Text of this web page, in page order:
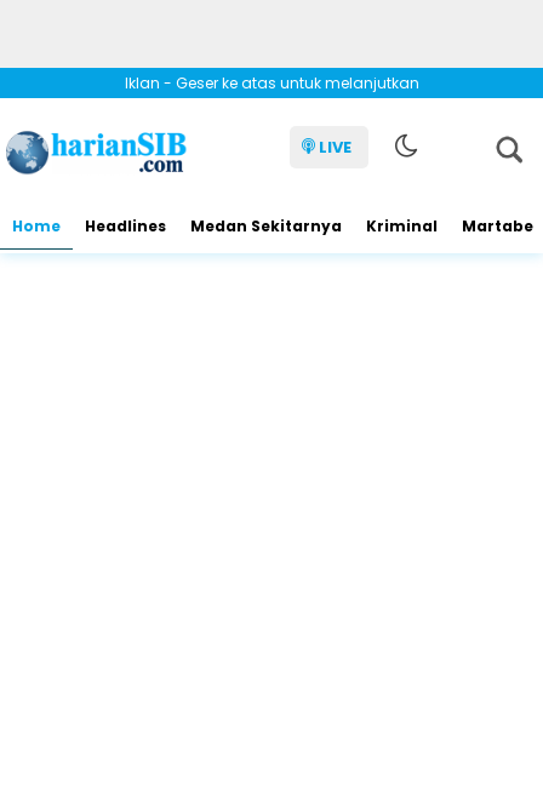
Iklan - Geser ke atas untuk melanjutkan
LIVE
Home Headlines Medan Sekitarnya Kriminal Martabe